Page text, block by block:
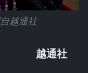
越通社
越通社